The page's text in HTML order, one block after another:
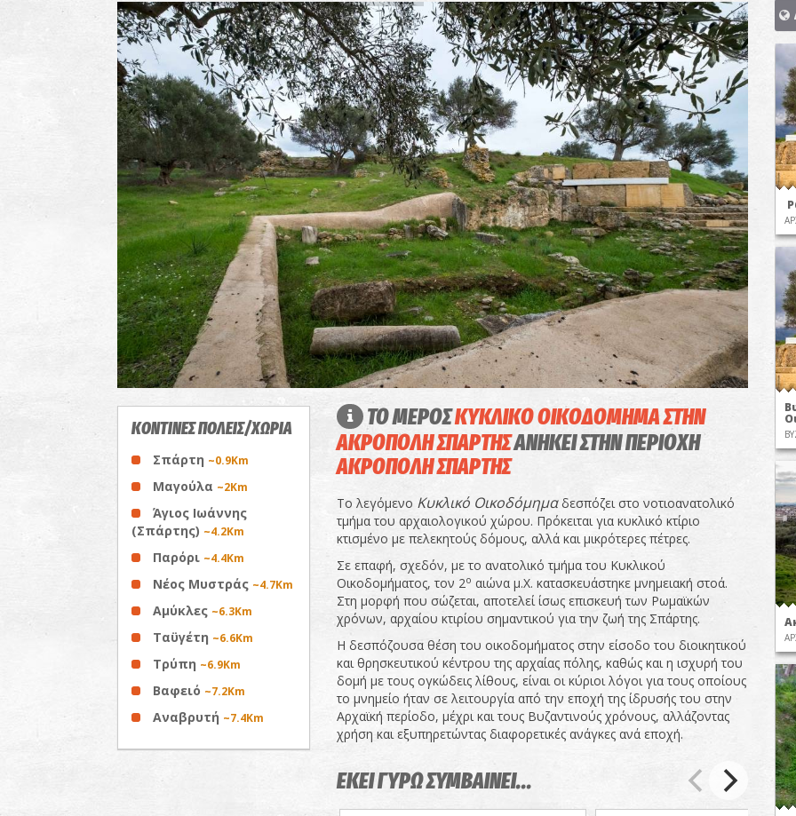
ΚΟΝΤΙΝΕΣ ΠΟΛΕΙΣ/ΧΩΡΙΑ
Σπάρτη ~0.9Km
Μαγούλα ~2Km
Άγιος Ιωάννης
(Σπάρτης) ~4.2Km
Παρόρι ~4.4Km
Νέος Μυστράς ~4.7Km
Αμύκλες ~6.3Km
Ταϋγέτη ~6.6Km
Τρύπη ~6.9Km
Βαφειό ~7.2Km
Αναβρυτή ~7.4Km
ΤΟ ΜΕΡΟΣΚΥΚΛΙΚΟ ΟΙΚΟΔΟΜΗΜΑ ΣΤΗΝ
ΑΚΡΟΠΟΛΗ ΣΠΑΡΤΗΣΑΝΗΚΕΙ ΣΤΗΝ ΠΕΡΙΟΧΗ
ΑΚΡΟΠΟΛΗ ΣΠΑΡΤΗΣ
Το λεγόμενο Κυκλικό Οικοδόμημαδεσπόζει στο νοτιοανατολικό
τμήμα του αρχαιολογικού χώρου. Πρόκειται για κυκλικό κτίριο
κτισμένο με πελεκητούς δόμους, αλλά και μικρότερες πέτρες.
Σε επαφή, σχεδόν, με το ανατολικό τμήμα του Κυκλικού
Οικοδομήματος, τον 2ο αιώνα μ.Χ. κατασκευάστηκε μνημειακή στοά.
Στη μορφή που σώζεται, αποτελεί ίσως επισκευή των Ρωμαϊκών
χρόνων, αρχαίου κτιρίου σημαντικού για την ζωή της Σπάρτης.
Η δεσπόζουσα θέση του οικοδομήματος στην είσοδο του διοικητικού
και θρησκευτικού κέντρου της αρχαίας πόλης, καθώς και η ισχυρή του
δομή με τους ογκώδεις λίθους, είναι οι κύριοι λόγοι για τους οποίους
το μνημείο ήταν σε λειτουργία από την εποχή της ίδρυσής του στην
Αρχαϊκή περίοδο, μέχρι και τους Βυζαντινούς χρόνους, αλλάζοντας
χρήση και εξυπηρετώντας διαφορετικές ανάγκες ανά εποχή.
ΕΚΕΙ ΓΥΡΩ ΣΥΜΒΑΙΝΕΙ...